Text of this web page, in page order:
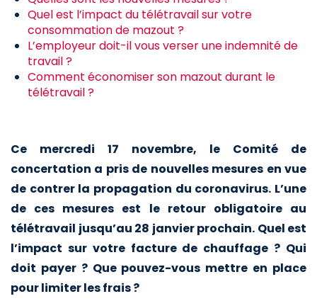
Quel est l’impact du télétravail sur votre
consommation de mazout ?
L’employeur doit-il vous verser une indemnité de
travail ?
Comment économiser son mazout durant le
télétravail ?
Ce mercredi 17 novembre, le Comité de
concertation a pris de nouvelles mesures en vue
de contrer la propagation du coronavirus. L’une
de ces mesures est le retour obligatoire au
télétravail jusqu’au 28 janvier prochain. Quel est
l’impact sur votre facture de chauffage ? Qui
doit payer ? Que pouvez-vous mettre en place
pour limiter les frais ?